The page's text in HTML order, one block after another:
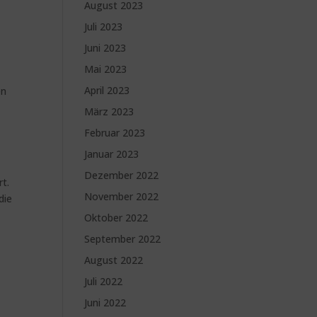
August 2023
Juli 2023
Juni 2023
Mai 2023
April 2023
März 2023
Februar 2023
Januar 2023
Dezember 2022
November 2022
Oktober 2022
September 2022
August 2022
Juli 2022
Juni 2022